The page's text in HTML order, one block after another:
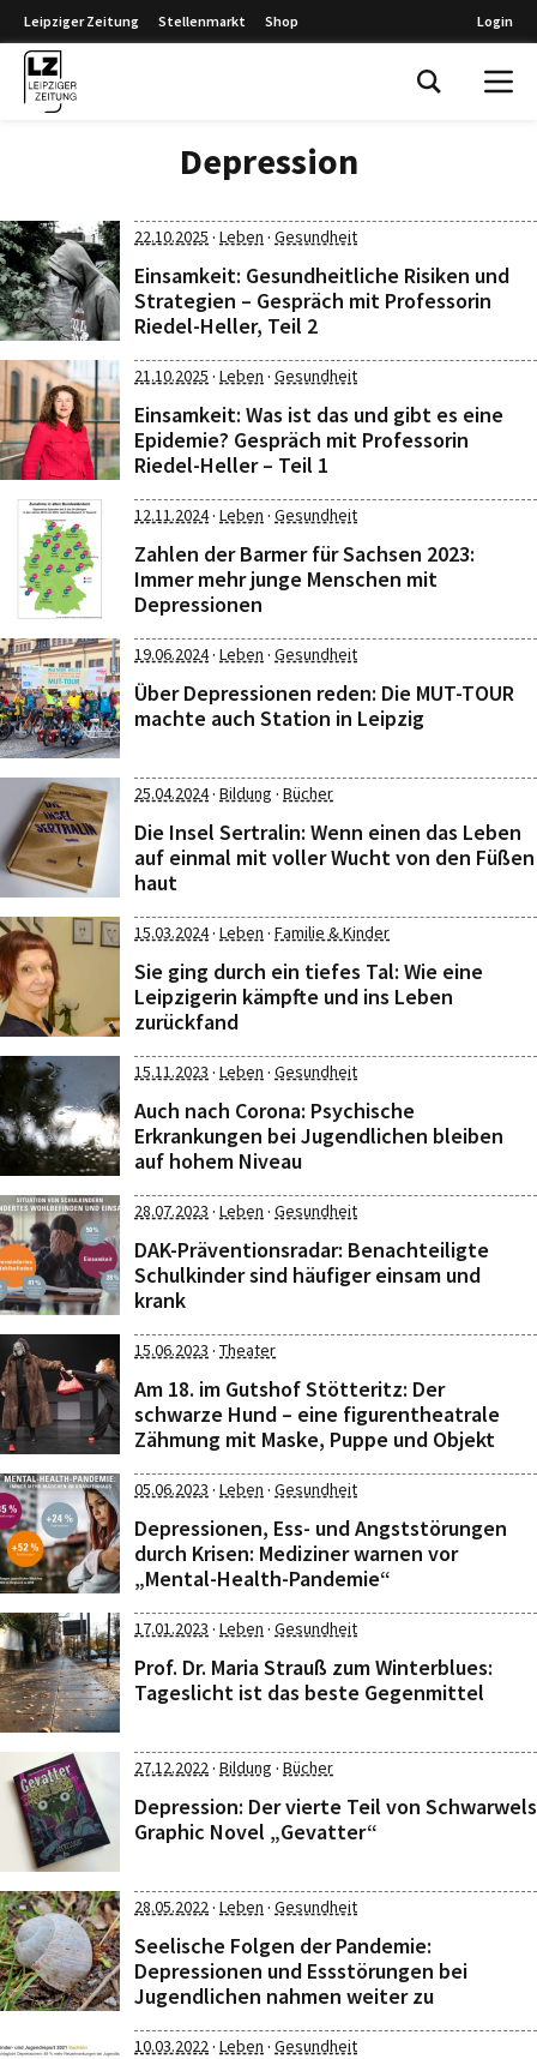
Leipziger Zeitung Stellenmarkt Shop Login
Depression
22.10.2025 · Leben · Gesundheit
Einsamkeit: Gesundheitliche Risiken und
Strategien – Gespräch mit Professorin
Riedel-Heller, Teil 2
21.10.2025 · Leben · Gesundheit
Einsamkeit: Was ist das und gibt es eine
Epidemie? Gespräch mit Professorin
Riedel-Heller – Teil 1
12.11.2024· Leben · Gesundheit
Zahlen der Barmer für Sachsen 2023:
Immer mehr junge Menschen mit
Depressionen
19.06.2024· Leben · Gesundheit
Über Depressionen reden: Die MUT-TOUR
machte auch Station in Leipzig
25.04.2024· Bildung · Bücher
Die Insel Sertralin: Wenn einen das Leben
auf einmal mit voller Wucht von den Füßen
haut
15.03.2024· Leben · Familie & Kinder
Sie ging durch ein tiefes Tal: Wie eine
Leipzigerin kämpfte und ins Leben
zurückfand
15.11.2023 · Leben · Gesundheit
Auch nach Corona: Psychische
Erkrankungen bei Jugendlichen bleiben
auf hohem Niveau
28.07.2023 · Leben · Gesundheit
DAK-Präventionsradar: Benachteiligte
Schulkinder sind häufiger einsam und
krank
15.06.2023 · Theater
Am 18. im Gutshof Stötteritz: Der
schwarze Hund – eine figurentheatrale
Zähmung mit Maske, Puppe und Objekt
05.06.2023 · Leben · Gesundheit
Depressionen, Ess- und Angststörungen
durch Krisen: Mediziner warnen vor
„Mental-Health-Pandemie“
17.01.2023 · Leben · Gesundheit
Prof. Dr. Maria Strauß zum Winterblues:
Tageslicht ist das beste Gegenmittel
27.12.2022· Bildung · Bücher
Depression: Der vierte Teil von Schwarwels
Graphic Novel „Gevatter“
28.05.2022· Leben · Gesundheit
Seelische Folgen der Pandemie:
Depressionen und Essstörungen bei
Jugendlichen nahmen weiter zu
10.03.2022· Leben · Gesundheit